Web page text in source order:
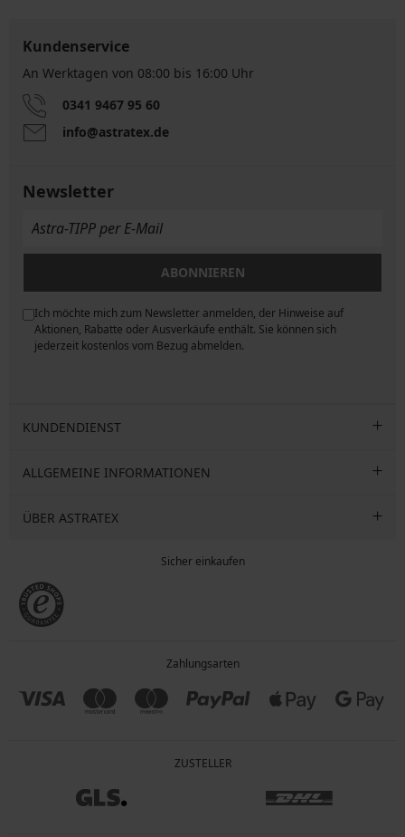
Kundenservice
An Werktagen von 08:00 bis 16:00 Uhr
0341 9467 95 60
info@astratex.de
Newsletter
ABONNIEREN
Ich möchte mich zum Newsletter anmelden, der Hinweise auf
Aktionen, Rabatte oder Ausverkäufe enthält. Sie können sich
jederzeit kostenlos vom Bezug abmelden.
KUNDENDIENST
ALLGEMEINE INFORMATIONEN
ÜBER ASTRATEX
Sicher einkaufen
Zahlungsarten
ZUSTELLER